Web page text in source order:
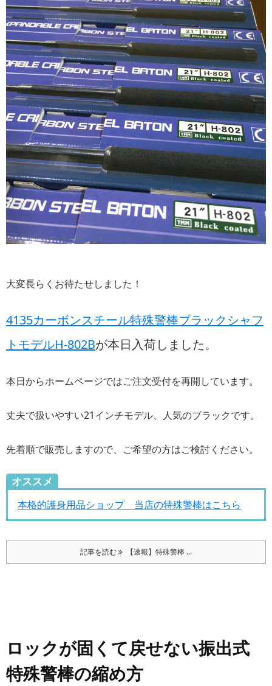
大変長らくお待たせしました！
4135カーボンスチール特殊警棒ブラックシャフ
トモデルH-802Bが本日入荷しました。
本日からホームページではご注文受付を再開しています。
丈夫で扱いやすい21インチモデル、人気のブラックです。
先着順で販売しますので、ご希望の方はご検討ください。
オススメ
本格的護身用品ショップ 当店の特殊警棒はこちら
記事を読む 【速報】特殊警棒 ...
ロックが固くて戻せない振出式
特殊警棒の縮め方